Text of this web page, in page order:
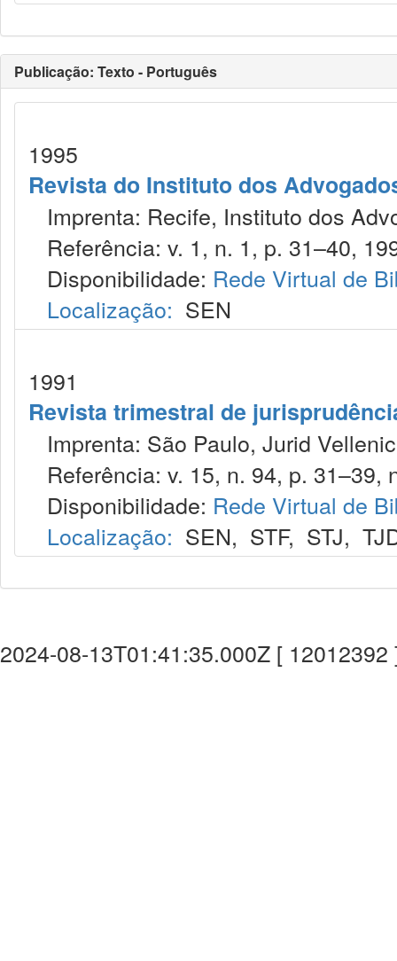
Publicação: Texto - Português
1995
Revista do Instituto dos
Imprenta: Recife, Instituto dos
Referência: v. 1, n. 1, p. 31–40,
Disponibilidade: Rede Virtual de
Localização: SEN
1991
Revista trimestral de
Imprenta: São Paulo, Jurid
Referência: v. 15, n. 94, p. 31–39,
Disponibilidade: Rede Virtual de
Localização: SEN, STF, STJ,
2024-08-13T01:41:35.000Z [ 12012392